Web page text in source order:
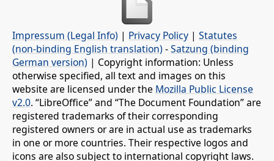
Impressum (Legal Info) | Privacy Policy | Statutes
(non-binding English translation) -Satzung (binding
German version) | Copyright information: Unless
otherwise specified, all text and images on this
website are licensed under the Mozilla Public License
v2.0. “LibreOffice” and “The Document Foundation” are
registered trademarks of their corresponding
registered owners or are in actual use as trademarks
in one or more countries. Their respective logos and
icons are also subject to international copyright laws.